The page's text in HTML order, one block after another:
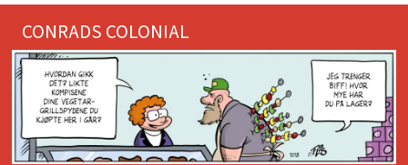
CONRADS COLONIAL